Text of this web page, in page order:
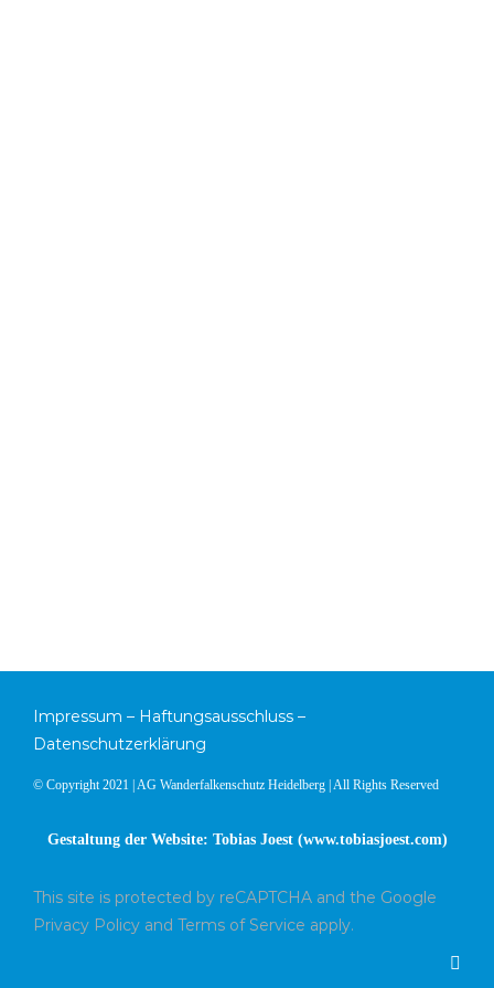
Impressum – Haftungsausschluss –
Datenschutzerklärung
© Copyright 2021 | AG Wanderfalkenschutz Heidelberg | All Rights Reserved
Gestaltung der Website: Tobias Joest (www.tobiasjoest.com)
This site is protected by reCAPTCHA and the Google
Privacy Policy and Terms of Service apply.